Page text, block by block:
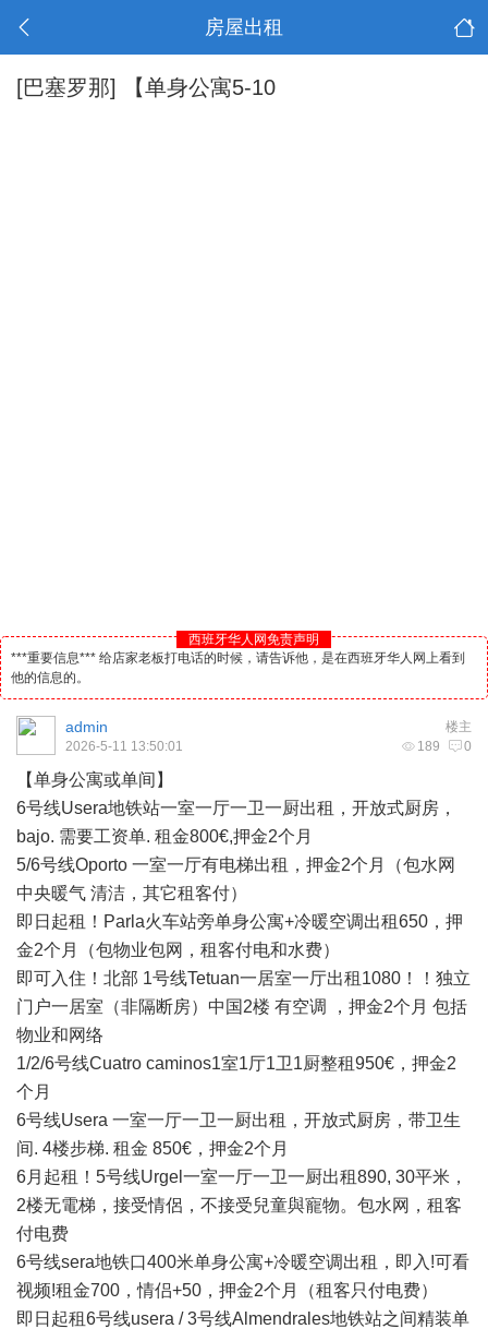
房屋出租
[巴塞罗那] 【单身公寓5-10
西班牙华人网免责声明
***重要信息*** 给店家老板打电话的时候，请告诉他，是在西班牙华人网上看到
他的信息的。
楼主
admin
189 0
2026-5-11 13:50:01
【单身公寓或单间】
6号线Usera地铁站一室一厅一卫一厨出租，开放式厨房，
bajo. 需要工资单. 租金800€,押金2个月
5/6号线Oporto 一室一厅有电梯出租，押金2个月（包水网
中央暖气 清洁，其它租客付）
即日起租！Parla火车站旁单身公寓+冷暖空调出租650，押
金2个月（包物业包网，租客付电和水费）
即可入住！北部 1号线Tetuan一居室一厅出租1080！！独立
门户一居室（非隔断房）中国2楼 有空调 ，押金2个月 包括
物业和网络
1/2/6号线Cuatro caminos1室1厅1卫1厨整租950€，押金2
个月
6号线Usera 一室一厅一卫一厨出租，开放式厨房，带卫生
间. 4楼步梯. 租金 850€，押金2个月
6月起租！5号线Urgel一室一厅一卫一厨出租890, 30平米，
2楼无電梯，接受情侶，不接受兒童與寵物。包水网，租客
付电费
6号线sera地铁口400米单身公寓+冷暖空调出租，即入!可看
视频!租金700，情侣+50，押金2个月（租客只付电费）
即日起租6号线usera / 3号线Almendrales地铁站之间精装单